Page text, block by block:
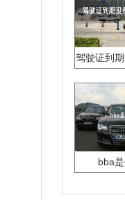
驾驶证到
bba